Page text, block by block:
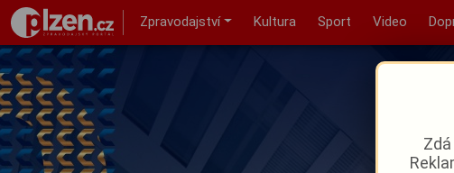
Zpravodajství Kultura Sport Video